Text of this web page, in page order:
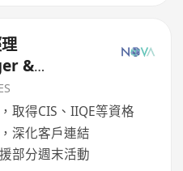
&
取得CIS、IIQE等資格
深化客戶連結
部分週末活動